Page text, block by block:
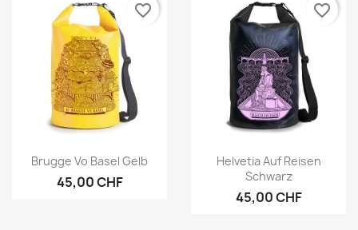
Vorschau
Brugge Vo Basel Gelb
45,00 CHF
favorite_border
Vorschau
Helvetia Auf Reisen
Schwarz
45,00 CHF
favorite_border